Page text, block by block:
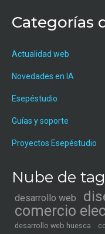
Categorías
Actualidad web
Novedades en IA
Esepéstudio
Guías y soporte
Proyectos Esepéstudio
Nube de
desarrollo web
comercio
desarrollo web huesca